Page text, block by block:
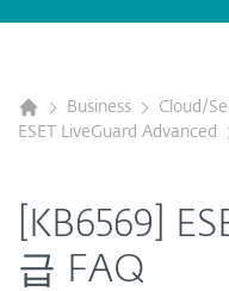
Business
Cloud/
ESET LiveGuard Advanced
[KB6569]
급 FAQ